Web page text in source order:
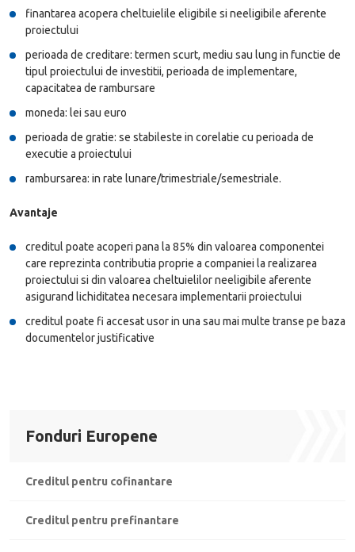
Fonduri Europene
Creditul pentru cofinantare
Creditul pentru prefinantare
finantarea acopera cheltuielile eligibile si neeligibile aferente
proiectului
perioada de creditare: termen scurt, mediu sau lung in functie de
tipul proiectului de investitii, perioada de implementare,
capacitatea de rambursare
moneda: lei sau euro
perioada de gratie: se stabileste in corelatie cu perioada de
executie a proiectului
rambursarea: in rate lunare/trimestriale/semestriale.
Avantaje
creditul poate acoperi pana la 85% din valoarea componentei
care reprezinta contributia proprie a companiei la realizarea
proiectului si din valoarea cheltuielilor neeligibile aferente
asigurand lichiditatea necesara implementarii proiectului
creditul poate fi accesat usor in una sau mai multe transe pe baza
documentelor justificative